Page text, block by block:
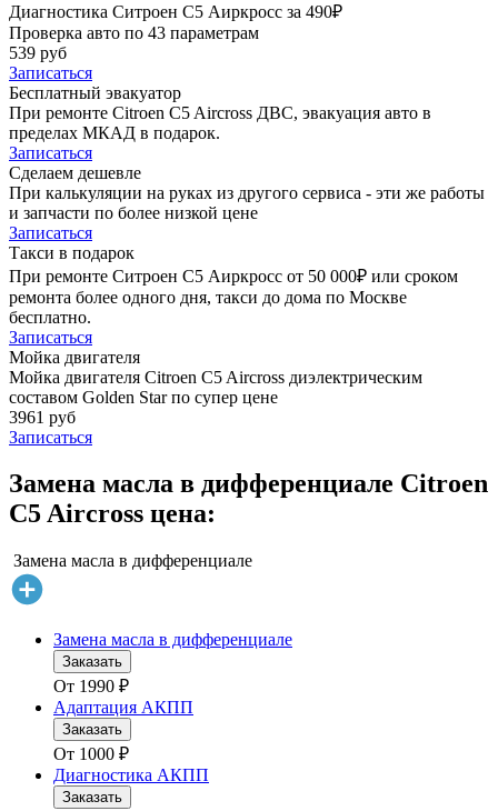
Диагностика Ситроен С5 Аиркросс за 490₽
Проверка авто по 43 параметрам
539 руб
Записаться
Бесплатный эвакуатор
При ремонте Citroen C5 Aircross ДВС, эвакуация авто в
пределах МКАД в подарок.
Записаться
Сделаем дешевле
При калькуляции на руках из другого сервиса - эти же работы
и запчасти по более низкой цене
Записаться
Такси в подарок
При ремонте Ситроен С5 Аиркросс от 50 000₽ или сроком
ремонта более одного дня, такси до дома по Москве
бесплатно.
Записаться
Мойка двигателя
Мойка двигателя Citroen C5 Aircross диэлектрическим
составом Golden Star по супер цене
3961 руб
Записаться
Замена масла в дифференциале Citroen
C5 Aircross цена:
Замена масла в дифференциале
Замена масла в дифференциале
Заказать
От 1990 ₽
Адаптация АКПП
Заказать
От 1000 ₽
Диагностика АКПП
Заказать